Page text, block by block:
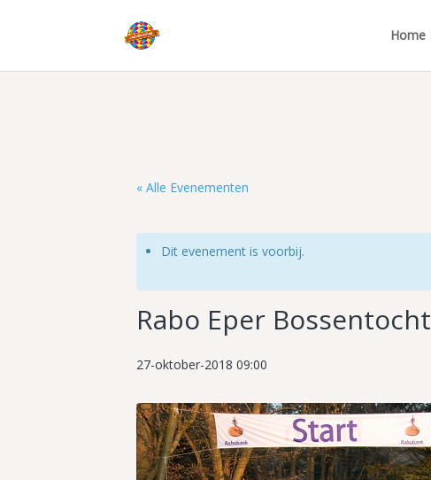
Home
« Alle Evenementen
Dit evenement is voorbij.
Rabo Eper Bossentocht
27-oktober-2018 09:00